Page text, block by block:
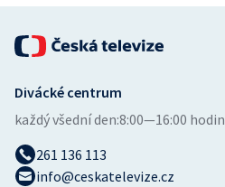
Divácké centrum
každý všední den:8:00—16:00 hodin
261 136 113
info@ceskatelevize.cz